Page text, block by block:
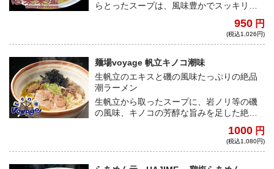
らとったスープは、風味豊かでスッキリと
日本で数箇所しか採取できない『黒岩の
り』を贅沢に使用。磯の薫りと独特の風味
ーシューは低温調理のローストポークを使
用しております。
950 円
(税込1,026円)
麺場voyage 帆立キノコ潮味
生帆立のエキスと磯の風味たっぷりの絶品
潮ラーメン
生帆立から取ったスープに、岩ノリ等の磯
の風味、キノコの芳醇な旨みを足した絶品
最高権威である雑誌「ＴＲＹラーメン大賞
2013-2014」版で表紙を飾り、塩部門第1位
1000 円
(税込1,080円)